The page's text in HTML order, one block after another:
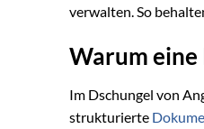
verwalten. So
Warum eine
Im Dschungel von
strukturierte